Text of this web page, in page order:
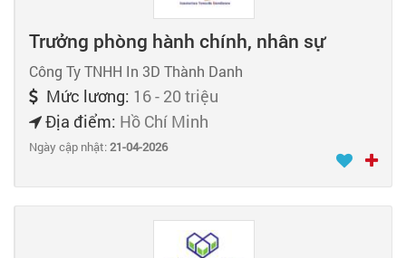
Trưởng phòng hành chính, nhân sự
Công Ty TNHH In 3D Thành Danh
Mức lương: 16 - 20 triệu
Địa điểm: Hồ Chí Minh
Ngày cập nhật:21-04-2026